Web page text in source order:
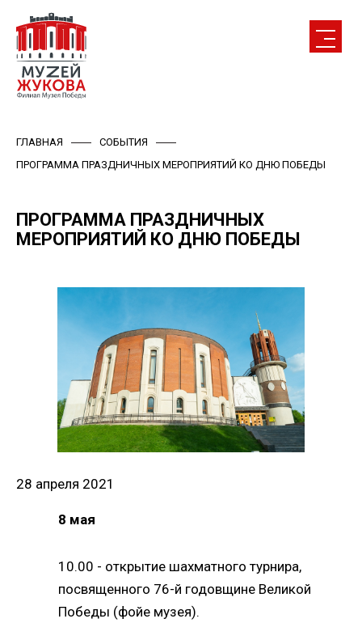
ГЛАВНАЯ
СОБЫТИЯ
ПРОГРАММА ПРАЗДНИЧНЫХ МЕРОПРИЯТИЙ КО ДНЮ ПОБЕДЫ
ПРОГРАММА ПРАЗДНИЧНЫХ
МЕРОПРИЯТИЙ КО ДНЮ ПОБЕДЫ
28 апреля 2021
8 мая
10.00 - открытие шахматного турнира,
посвященного 76-й годовщине Великой
Победы (фойе музея).